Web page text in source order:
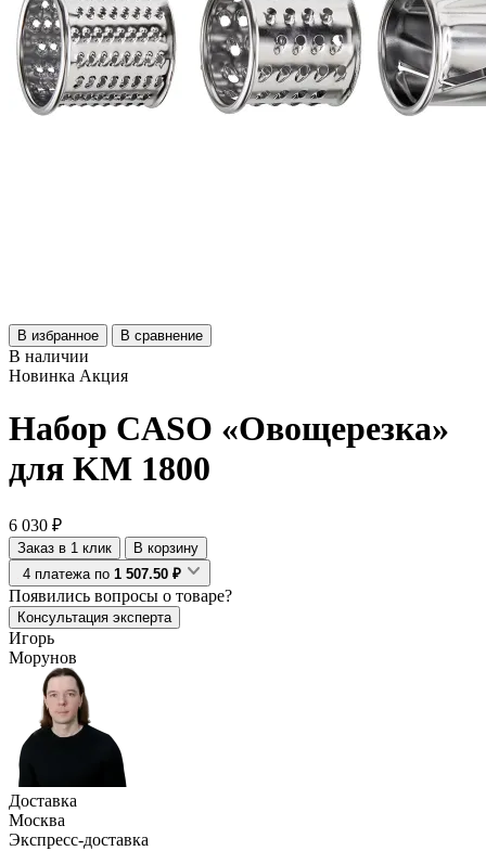
В избранное В сравнение
В наличии
Новинка Акция
Набор CASO «Овощерезка»
для KM 1800
6 030 ₽
Заказ в 1 клик
В корзину
4 платежа по 1 507.50 ₽
Появились вопросы о товаре?
Консультация эксперта
Игорь
Морунов
Доставка
Москва
Экспресс-доставка